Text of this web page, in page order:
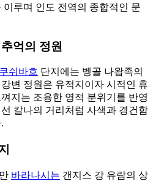
루며 인도 전역의 종합적인 문
억의 정원
쿠쉬바흐 단지에는 벵골 나왑족의
변 정원은 유적지이자 시적인 휴
지는 조용한 영적 분위기를 반영
칼나의 거리처럼 사색과 경건함
바라나시는 갠지스 강 유람의 상